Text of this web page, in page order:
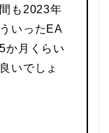
も2023年
いったEA
か月くらい
いでしょ